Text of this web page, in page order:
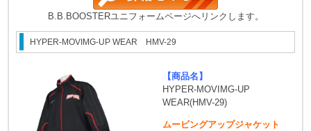
B.B.BOOSTERユニフォームページへリンクします。
HYPER-MOVIMG-UP WEAR HMV-29
【商品名】
HYPER-MOVIMG-UP
WEAR(HMV-29)
ムービングアップジャケット